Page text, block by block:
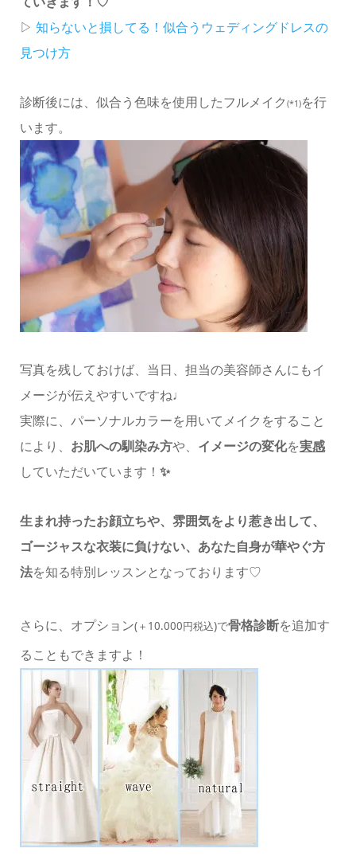
▷ 知らないと損してる！似合うウェディングドレスの
見つけ方
診断後には、 似合う色味を使用したフルメイク (*1)を行
います。
写真を残しておけば、当日、担当の美容師さんにもイ
メージが伝えやすいですね♩
実際に、パーソナルカラーを用いてメイクをすること
により、 お肌への馴染み方や、 イメージの変化を実感
していただいています！ ✨
生まれ持ったお顔立ちや、雰囲気をより惹き出して、
ゴージャスな衣装に負けない、 あなた自身が華やぐ方
法を知る特別レッスンとなっております♡
さらに、オプション(＋10.000円税込)で骨格診断を追加す
ることもできますよ！